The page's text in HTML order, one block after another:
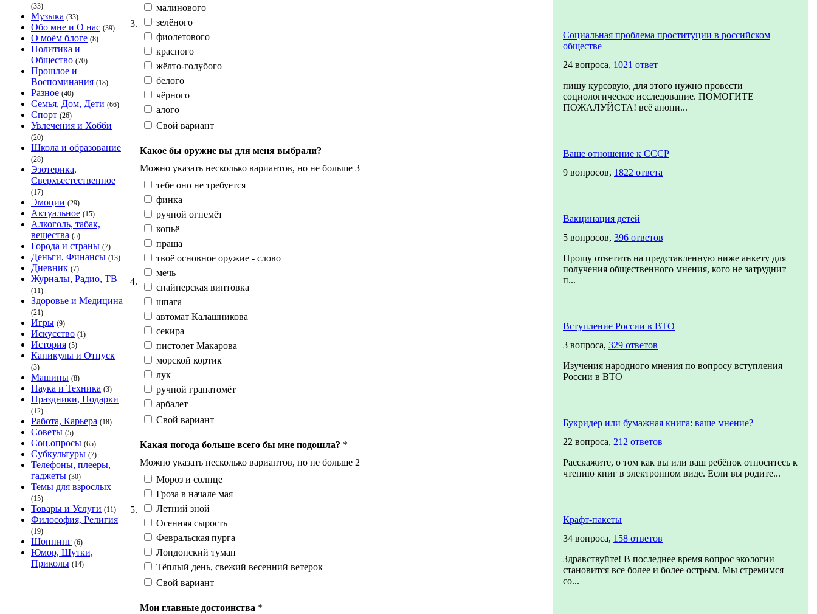
(33)
Музыка (33)
Обо мне и О нас (39)
О моём блоге (8)
Политика и
Общество (70)
Прошлое и
Воспоминания (18)
Разное (40)
Семья, Дом, Дети (66)
Спорт (26)
Увлечения и Хобби
(20)
Школа и образование
(28)
Эзотерика,
Сверхъестественное
(17)
Эмоции (29)
Актуальное (15)
Алкоголь, табак,
вещества (5)
Города и страны (7)
Деньги, Финансы (13)
Дневник (7)
Журналы, Радио, ТВ
(11)
Здоровье и Медицина
(21)
Игры (9)
Искусство (1)
История (5)
Каникулы и Отпуск
(3)
Машины (8)
Наука и Техника (3)
Праздники, Подарки
(12)
Работа, Карьера (18)
Советы (5)
Соц.опросы (65)
Субкультуры (7)
Телефоны, плееры,
гаджеты (30)
Темы для взрослых
(15)
Товары и Услуги (11)
Философия, Религия
(19)
Шоппинг (6)
Юмор, Шутки,
Приколы (14)
3.
малинового
зелёного
фиолетового
красного
жёлто-голубого
белого
чёрного
алого
Свой вариант
4.
Какое бы оружие вы для меня выбрали?
Можно указать несколько вариантов, но не больше 3
тебе оно не требуется
финка
ручной огнемёт
копьё
праща
твоё основное оружие - слово
мечь
снайперская винтовка
шпага
автомат Калашникова
секира
пистолет Макарова
морской кортик
лук
ручной гранатомёт
арбалет
Свой вариант
5.
Какая погода больше всего бы мне подошла? *
Можно указать несколько вариантов, но не больше 2
Мороз и солнце
Гроза в начале мая
Летний зной
Осенняя сырость
Февральская пурга
Лондонский туман
Тёплый день, свежий весенний ветерок
Свой вариант
Мои главные достоинства *
Социальная проблема проституции в российском
обществе
24 вопроса, 1021 ответ
пишу курсовую, для этого нужно провести
социологическое исследование. ПОМОГИТЕ
ПОЖАЛУЙСТА! всё анони...
Ваше отношение к СССР
9 вопросов, 1822 ответа
Вакцинация детей
5 вопросов, 396 ответов
Прошу ответить на представленную ниже анкету для
получения общественного мнения, кого не затруднит
п...
Вступление России в ВТО
3 вопроса, 329 ответов
Изучения народного мнения по вопросу вступления
России в ВТО
Букридер или бумажная книга: ваше мнение?
22 вопроса, 212 ответов
Расскажите, о том как вы или ваш ребёнок относитесь к
чтению книг в электронном виде. Если вы родите...
Крафт-пакеты
34 вопроса, 158 ответов
Здравствуйте! В последнее время вопрос экологии
становится все более и более острым. Мы стремимся
со...